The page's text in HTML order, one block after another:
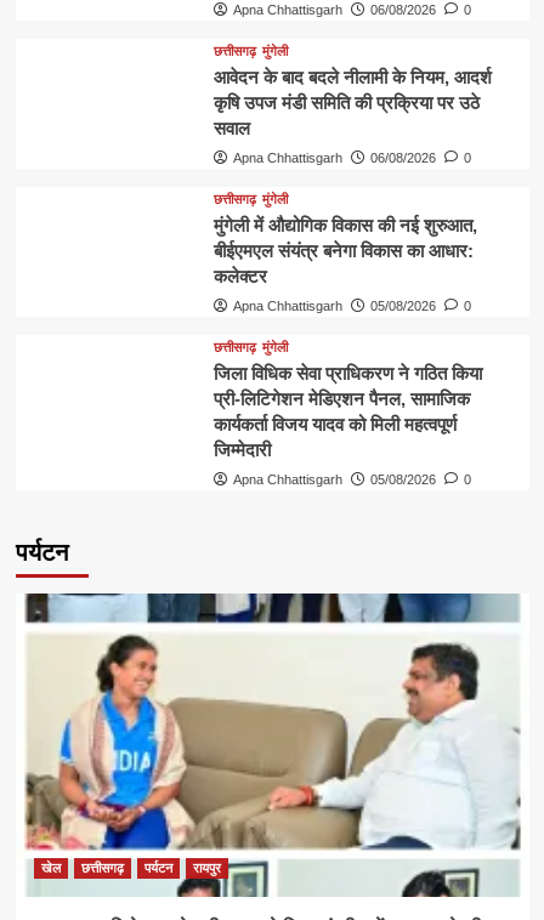
Apna Chhattisgarh 06/08/2026 0
छत्तीसगढ़ मुंगेली
आवेदन के बाद बदले नीलामी के नियम, आदर्श
कृषि उपज मंडी समिति की प्रक्रिया पर उठे
सवाल
Apna Chhattisgarh 06/08/2026 0
छत्तीसगढ़ मुंगेली
मुंगेली में औद्योगिक विकास की नई शुरुआत,
बीईएमएल संयंत्र बनेगा विकास का आधार:
कलेक्टर
Apna Chhattisgarh 05/08/2026 0
छत्तीसगढ़ मुंगेली
जिला विधिक सेवा प्राधिकरण ने गठित किया
प्री-लिटिगेशन मेडिएशन पैनल, सामाजिक
कार्यकर्ता विजय यादव को मिली महत्वपूर्ण
जिम्मेदारी
Apna Chhattisgarh 05/08/2026 0
पर्यटन
खेल छत्तीसगढ़ पर्यटन रायपुर